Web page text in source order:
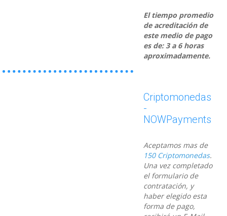
El tiempo promedio
de acreditación de
este medio de pago
es de: 3 a 6 horas
aproximadamente.
Criptomonedas
-
NOWPayments
Aceptamos mas de
150 Criptomonedas.
Una vez completado
el formulario de
contratación, y
haber elegido esta
forma de pago,